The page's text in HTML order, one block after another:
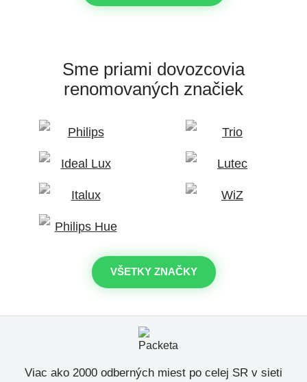
Sme priami dovozcovia
renomovaných značiek
VŠETKY ZNAČKY
Viac ako 2000 odberných miest po celej SR v sieti